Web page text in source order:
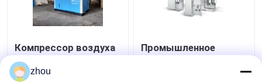
Компрессор воздуха
винта воздуха нового
поколения свободный
Промышленное
zhou